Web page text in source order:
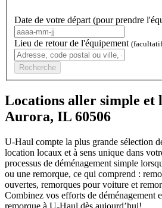
Date de votre départ (pour prendre
Lieu de retour de l'équipement
Recherche
Locations aller simple et
Aurora, IL 60506
U-Haul compte la plus grande sélection
location locaux et à sens unique dans
processus de déménagement simple
ou une remorque, ce qui comprend :
ouvertes, remorques pour voiture et
Combinez vos efforts de déménagement
remorque à U-Haul dès aujourd’hui!